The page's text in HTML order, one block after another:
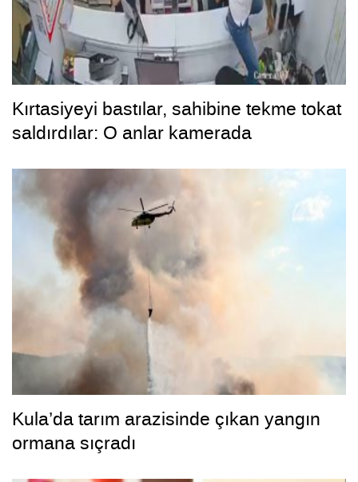
Kırtasiyeyi bastılar, sahibine tekme tokat
saldırdılar: O anlar kamerada
Kula’da tarım arazisinde çıkan yangın
ormana sıçradı